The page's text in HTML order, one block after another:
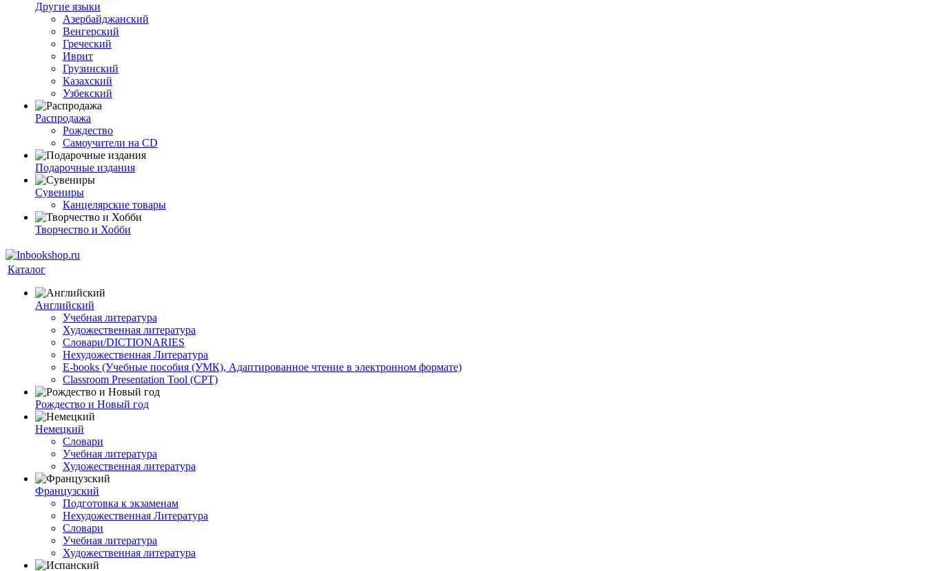
Другие языки
Азербайджанский
Венгерский
Греческий
Иврит
Грузинский
Казахский
Узбекский
Распродажа
Рождество
Самоучители на CD
Подарочные издания
Сувениры
Канцелярские товары
Творчество и Хобби
Каталог
Английский
Учебная литература
Художественная литература
Словари/DICTIONARIES
Нехудожественная Литература
E-books (Учебные пособия (УМК), Адаптированное чтение в электронном формате)
Classroom Presentation Tool (CPT)
Рождество и Новый год
Немецкий
Словари
Учебная литература
Художественная литература
Французский
Подготовка к экзаменам
Нехудожественная Литература
Словари
Учебная литература
Художественная литература